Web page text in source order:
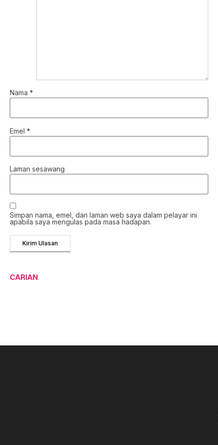
Nama *
Emel *
Laman sesawang
Simpan nama, emel, dan laman web saya dalam pelayar ini
apabila saya mengulas pada masa hadapan.
CARIAN